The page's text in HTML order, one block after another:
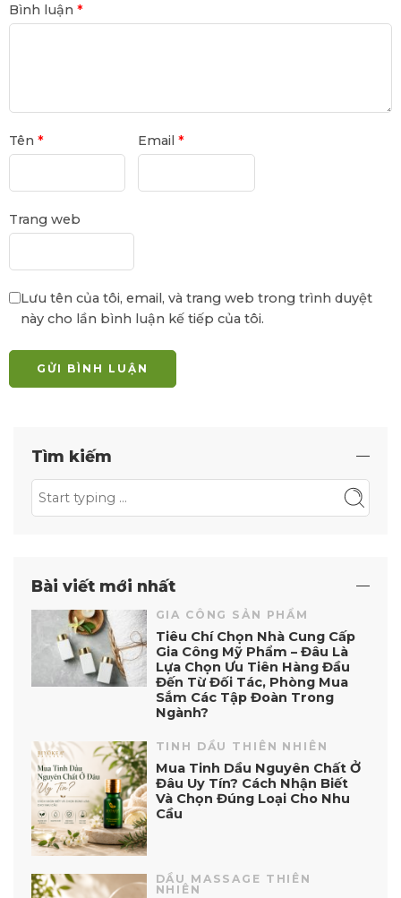
Bình luận *
Tên * Email*
Trang web
Lưu tên của tôi, email, và trang web trong trình duyệt
này cho lần bình luận kế tiếp của tôi.
Tìm kiếm
Bài viết mới nhất
GIA CÔNG SẢN PHẨM
Tiêu Chí Chọn Nhà Cung Cấp
Gia Công Mỹ Phẩm – Đâu Là
Lựa Chọn Ưu Tiên Hàng Đầu
Đến Từ Đối Tác, Phòng Mua
Sắm Các Tập Đoàn Trong
Ngành?
TINH DẦU THIÊN NHIÊN
Mua Tinh Dầu Nguyên Chất Ở
Đâu Uy Tín? Cách Nhận Biết
Và Chọn Đúng Loại Cho Nhu
Cầu
DẦU MASSAGE THIÊN
NHIÊN